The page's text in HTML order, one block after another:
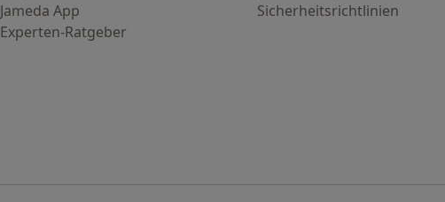
Jameda App
Experten-Ratgeber
Sicherheitsrichtlinien